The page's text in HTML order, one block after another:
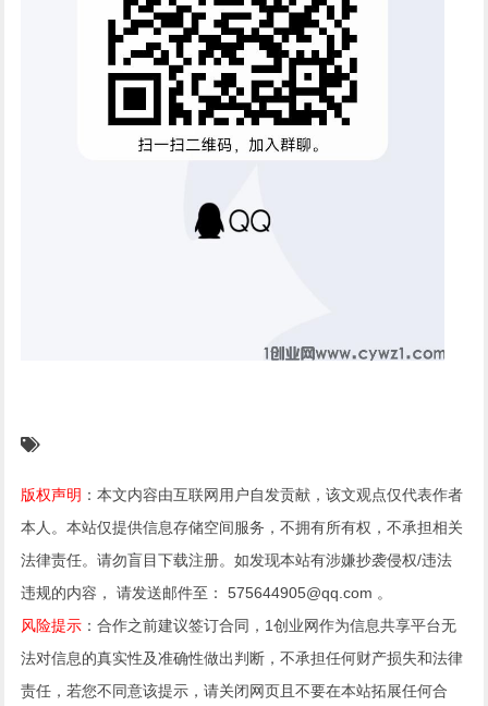
版权声明 ：本文内容由互联网用户自发贡献，该文观点仅代表作者
本人。本站仅提供信息存储空间服务，不拥有所有权，不承担相关
法律责任。请勿盲目下载注册。如发现本站有涉嫌抄袭侵权/违法
违规的内容， 请发送邮件至： 575644905@qq.com 。
风险提示 ：合作之前建议签订合同，1创业网作为信息共享平台无
法对信息的真实性及准确性做出判断，不承担任何财产损失和法律
责任，若您不同意该提示，请关闭网页且不要在本站拓展任何合